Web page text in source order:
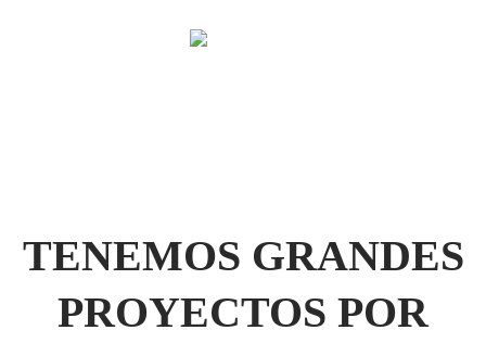
TENEMOS GRANDES
PROYECTOS POR